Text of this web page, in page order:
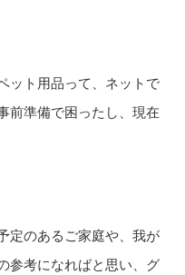
ット用品って、ネットで
前準備で困ったし、現在
定のあるご家庭や、我が
参考になればと思い、グ